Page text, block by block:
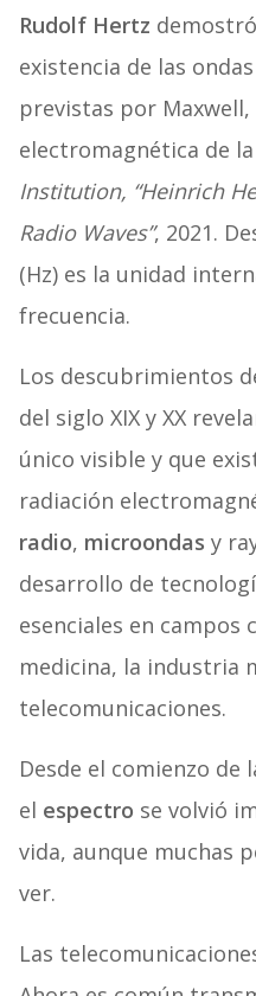
Rudolf Hertz
existencia de las
previstas por
electromagnética de
Institution, “Heinrich
Radio Waves”, 2021.
(Hz) es la unidad
frecuencia.
Los descubrimientos
del siglo XIX y XX
único visible y que
radiación
radio, microondas y
desarrollo de
esenciales en campos
medicina, la industria
telecomunicaciones.
Desde el comienzo de
el espectro se volvió
vida, aunque muchas
ver.
Las